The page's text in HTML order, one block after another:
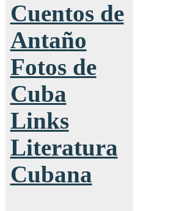
Cuentos de
Antaño
Fotos de
Cuba
Links
Literatura
Cubana